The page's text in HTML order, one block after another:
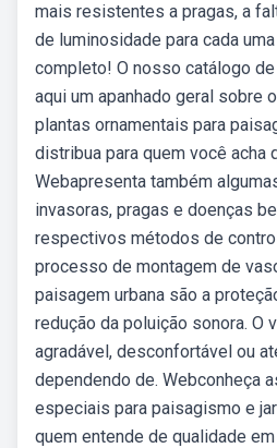
mais resistentes a pragas, a
de luminosidade para cada
completo! O nosso catálogo
aqui um apanhado geral sobre
plantas ornamentais para
distribua para quem você acha
Webapresenta também
invasoras, pragas e doenças
respectivos métodos de
processo de montagem de
paisagem urbana são a
redução da poluição sonora. O
agradável, desconfortável ou
dependendo de. Webconheça
especiais para paisagismo e
quem entende de qualidade em